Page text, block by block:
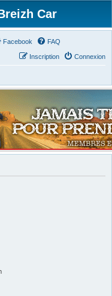
Car
Facebook FAQ
Connexion
Inscription